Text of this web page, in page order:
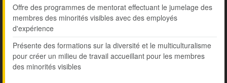
Offre des programmes de mentorat effectuant le jumelage des
membres des minorités visibles avec des employés
d'expérience
Présente des formations sur la diversité et le multiculturalisme
pour créer un milieu de travail accueillant pour les membres
des minorités visibles